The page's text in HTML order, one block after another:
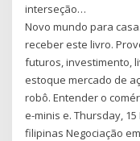
interseção…
Novo mundo para
receber este livro.
futuros, investimento,
estoque mercado de
robô. Entender o
e-minis e. Thursday,
filipinas Negociação